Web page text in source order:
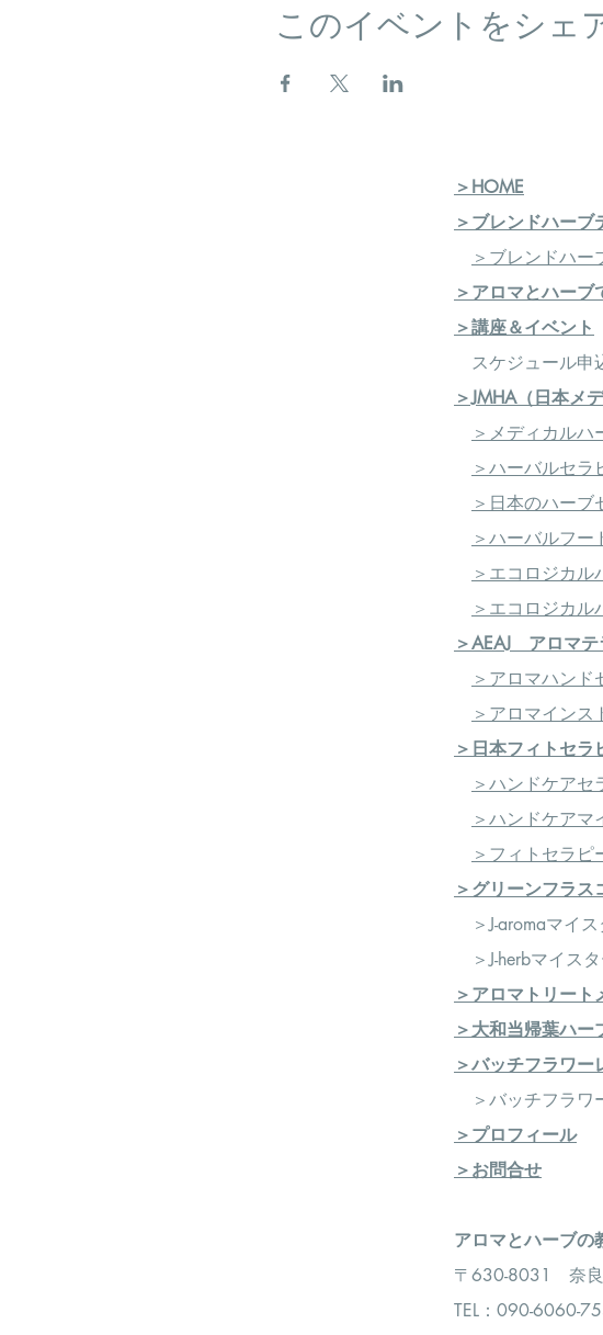
● 国産基剤の製剤学●各論②（高知ユズ／
実習：リップクリーム
実習：マッサージオイル
●卒業発表会～私のオリジナルレシピ～
・講座終了後に別途、認定校にて認定試
・受験資格は、講座の修了になります。
・認定試験合格者に合格証明書を発行い
～認定資格取得について～
定 Ｊ-aromaマイスター認定証」を授与
このイベントをシェ
＞HOME
＞ブレンドハーブ
＞ブレンドハー
＞アロマとハーブ
＞講座＆イベント
スケジュール申
＞JMHA（日本メ
＞メディカルハ
＞ハーバルセラ
＞日本のハーブ
＞ハーバルフー
＞エコロジカ
＞エコロジカ
＞AEAJ アロマテ
＞アロマハンド
＞アロマインス
＞日本フィトセ
＞ハンドケアセ
＞ハンドケアマ
＞フィトセラ
＞グリーンフラス
＞J-aromaマイ
＞J-herbマイス
＞アロマトリート
＞大和当帰葉ハー
＞バッチフラワー
＞バッチフラワ
＞プロフィール
＞お問合せ
アロマとハーブ
〒630-8031 奈良
TEL：090-6060-